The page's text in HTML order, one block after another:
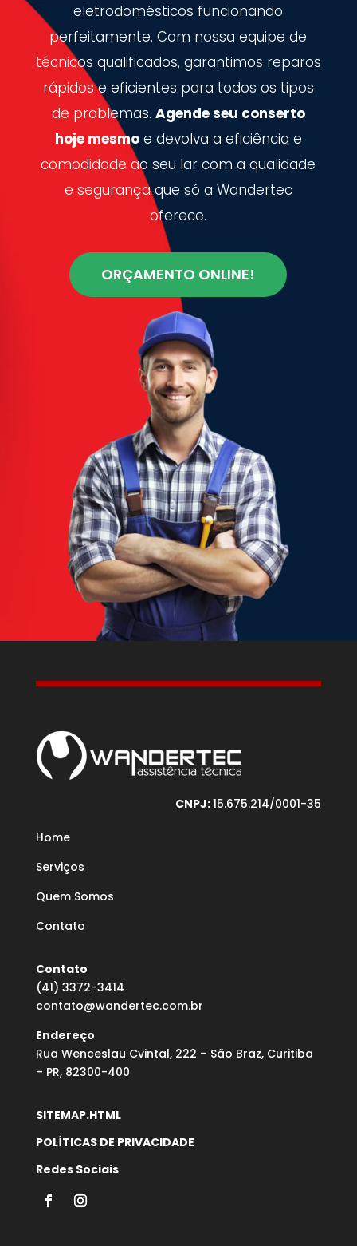
eletrodomésticos funcionando
perfeitamente. Com nossa equipe de
técnicos qualificados, garantimos reparos
rápidos e eficientes para todos os tipos
de problemas. Agende seu conserto
hoje mesmoe devolva a eficiência e
comodidade ao seu lar com a qualidade
e segurança que só a Wandertec
oferece.
ORÇAMENTO ONLINE!
CNPJ:15.675.214/0001-35
Home
Serviços
Quem Somos
Contato
Contato
(41) 3372-3414
contato@wandertec.com.br
Endereço
Rua Wenceslau Cvintal, 222 – São Braz, Curitiba
– PR, 82300-400
SITEMAP.HTML
POLÍTICAS DE PRIVACIDADE
Redes Sociais